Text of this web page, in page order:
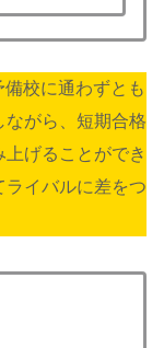
校に通わずとも
ながら、短期合格
げることができ
ライバルに差をつ